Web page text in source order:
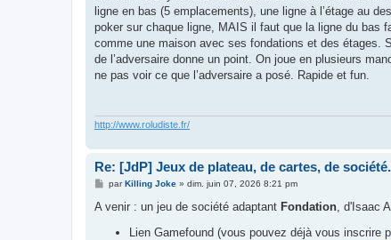
ligne en bas (5 emplacements), une ligne à l’étage au
poker sur chaque ligne, MAIS il faut que la ligne du bas
comme une maison avec ses fondations et des étages.
de l’adversaire donne un point. On joue en plusieurs
ne pas voir ce que l’adversaire a posé. Rapide et fun.
http://www.roludiste.fr/
Re: [JdP] Jeux de plateau, de cartes, de
M
s
parKilling Joke» dim. juin 07, 2026 8:21 pm
A venir : un jeu de société adaptant Fondation, d'Isaac
Lien Gamefound (vous pouvez déjà vous inscrire